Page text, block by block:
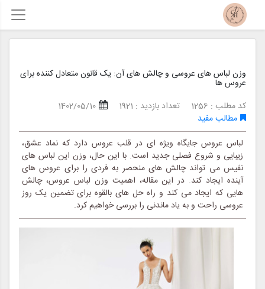
وزن لباس های عروسی و چالش های آن: یک قانون متعادل کننده برای
عروس ها
کد مطلب : 1256
تعداد بازدید : 1921
1402/05/10
مطالب مفید
لباس عروس جایگاه ویژه ای در قلب عروس دارد که نماد عشق،
زیبایی و شروع فصلی جدید است. با این حال، وزن این لباس های
نفیس می تواند چالش های منحصر به فردی را برای عروس های
آینده ایجاد کند. در این مقاله، اهمیت وزن لباس عروس، چالش
هایی که ایجاد می کند و راه حل های بالقوه برای تضمین یک روز
عروسی راحت و به یاد ماندنی را بررسی خواهیم کرد.